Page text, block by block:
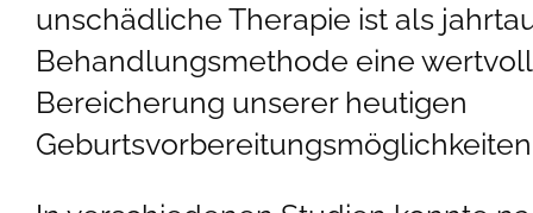
unschädliche Therapie ist als
Behandlungsmethode eine
Bereicherung unserer heutigen